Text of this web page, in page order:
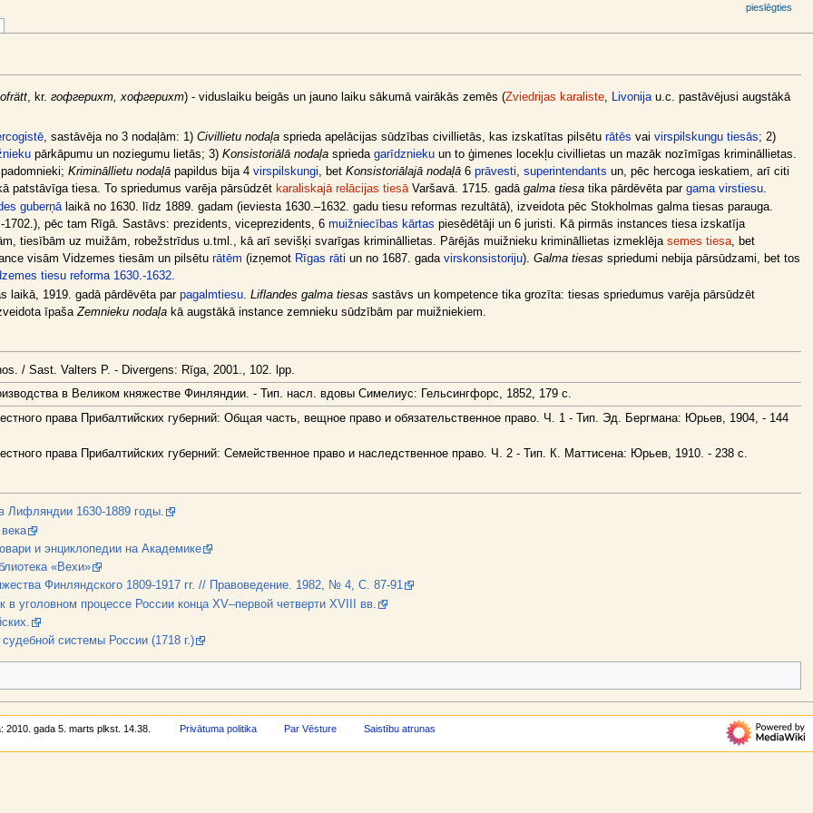
, kr. гофгерихт, хофгерихт) - viduslaiku beigās un jauno laiku sākumā vairākās zemēs (Zviedrijas karaliste, Livonijau.c. pastāvējusi augstākā
, sastāvēja no 3 nodaļām: 1) Civillietu nodaļasprieda apelācijas sūdzības civillietās, kas izskatītas pilsētu rātēs vai virspilskungu tiesās; 2)
pārkāpumu un noziegumu lietās; 3) Konsistoriālā nodaļasprieda garīdzniekuun to ģimenes locekļu civillietas un mazāk nozīmīgas krimināllietas.
Krimināllietu nodaļāpapildus bija 4 virspilskungi, bet Konsistoriālajā nodaļā6 prāvesti, superintendants un, pēc hercoga ieskatiem, arī citi
patstāvīga tiesa. To spriedumus varēja pārsūdzēt karaliskajā relācijas tiesāVaršavā. 1715. gadā galma tiesatika pārdēvēta par gama virstiesu.
guberņālaikā no 1630. līdz 1889. gadam (ieviesta 1630.–1632. gadu tiesu reformas rezultātā), izveidota pēc Stokholmas galma tiesas parauga.
1702.), pēc tam Rīgā. Sastāvs: prezidents, viceprezidents, 6 muižniecības kārtas piesēdētāji un 6 juristi. Kā pirmās instances tiesa izskatīja
tiesībām uz muižām, robežstrīdus u.tml., kā arī sevišķi svarīgas krimināllietas. Pārējās muižnieku krimināllietas izmeklēja semes tiesa, bet
visām Vidzemes tiesām un pilsētu rātēm (izņemot Rīgas rāti un no 1687. gada virskonsistoriju). Galma tiesas spriedumi nebija pārsūdzami, bet tos
tiesu reforma 1630.-1632.
laikā, 1919. gadā pārdēvēta par pagalmtiesu. Liflandes galma tiesas sastāvs un kompetence tika grozīta: tiesas spriedumus varēja pārsūdzēt
īpaša Zemnieku nodaļakā augstākā instance zemnieku sūdzībām par muižniekiem.
/ Sast. Valters P. - Divergens: Rīga, 2001., 102. lpp.
в Великом княжестве Финляндии. - Тип. насл. вдовы Симелиус: Гельсингфорс, 1852, 179 c.
права Прибалтийских губерний: Общая часть, вещное право и обязательственное право. Ч. 1 - Тип. Эд. Бергмана: Юрьев, 1904, - 144
права Прибалтийских губерний: Семейственное право и наследственное право. Ч. 2 - Тип. К. Маттисена: Юрьев, 1910. - 238 c.
Лифляндии 1630-1889 годы.
и энциклопедии на Академике
«Вехи»
Финляндского 1809-1917 гг. // Правоведение. 1982, № 4, С. 87-91
уголовном процессе России конца XV–первой четверти XVIII вв.
системы России (1718 г.)
pieslēgties
2010. gada 5. marts plkst. 14.38. Privātuma politika Par Vēsture Saistību atrunas